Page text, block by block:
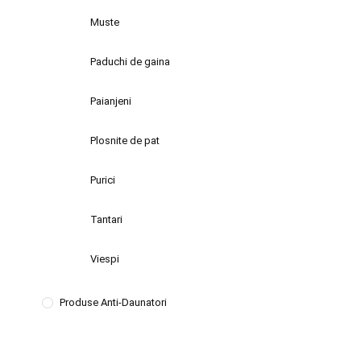
Muste
Paduchi de gaina
Paianjeni
Plosnite de pat
Purici
Tantari
Viespi
Produse Anti-Daunatori